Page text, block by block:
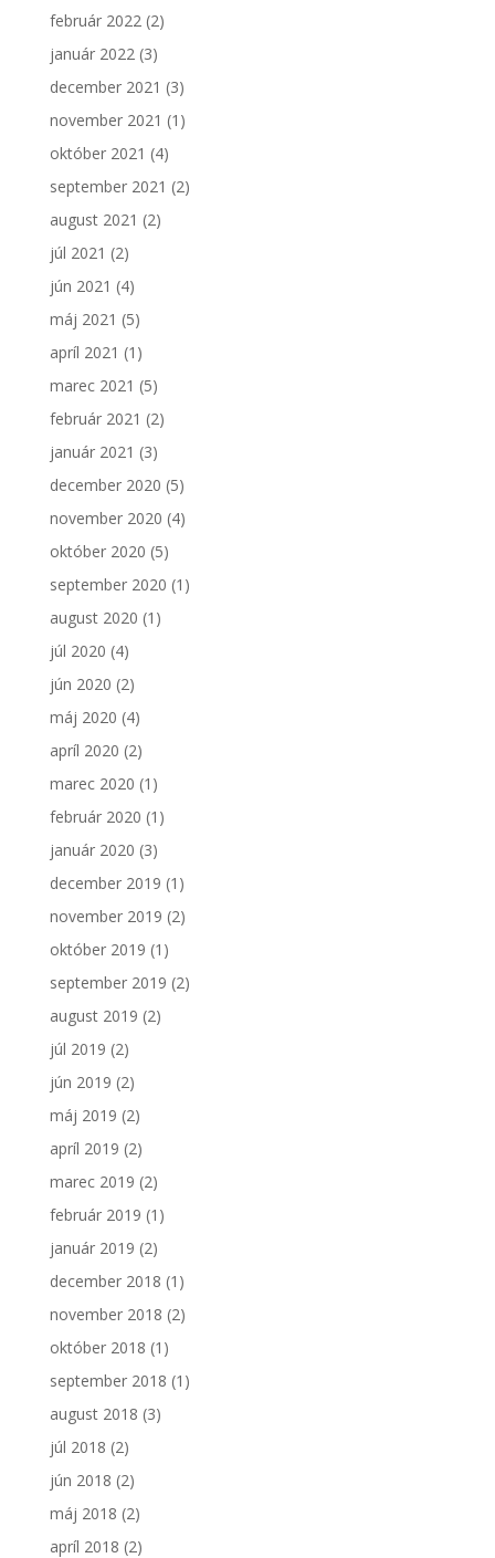
február 2022(2)
január 2022(3)
december 2021 (3)
november 2021 (1)
október 2021 (4)
september 2021 (2)
august 2021 (2)
júl 2021 (2)
jún 2021 (4)
máj 2021 (5)
apríl 2021 (1)
marec 2021 (5)
február 2021 (2)
január 2021 (3)
december 2020 (5)
november 2020 (4)
október 2020 (5)
september 2020 (1)
august 2020 (1)
júl 2020 (4)
jún 2020 (2)
máj 2020 (4)
apríl 2020 (2)
marec 2020 (1)
február 2020 (1)
január 2020 (3)
december 2019 (1)
november 2019 (2)
október 2019 (1)
september 2019 (2)
august 2019 (2)
júl 2019 (2)
jún 2019 (2)
máj 2019 (2)
apríl 2019 (2)
marec 2019 (2)
február 2019 (1)
január 2019 (2)
december 2018 (1)
november 2018 (2)
október 2018 (1)
september 2018 (1)
august 2018 (3)
júl 2018 (2)
jún 2018 (2)
máj 2018 (2)
apríl 2018 (2)